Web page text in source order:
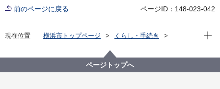
前のページに戻る ページID：148-023-042
現在位置 横浜市トップページ
くらし・手続き
神奈川区デジタルライブラリー
（４）中央南部エリア
栗田谷中学校旧校舎外観
現在
ページトップへ